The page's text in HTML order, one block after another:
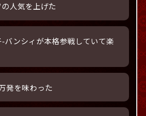
人気を上げた
バンシィが本格参戦していて楽
発を味わった